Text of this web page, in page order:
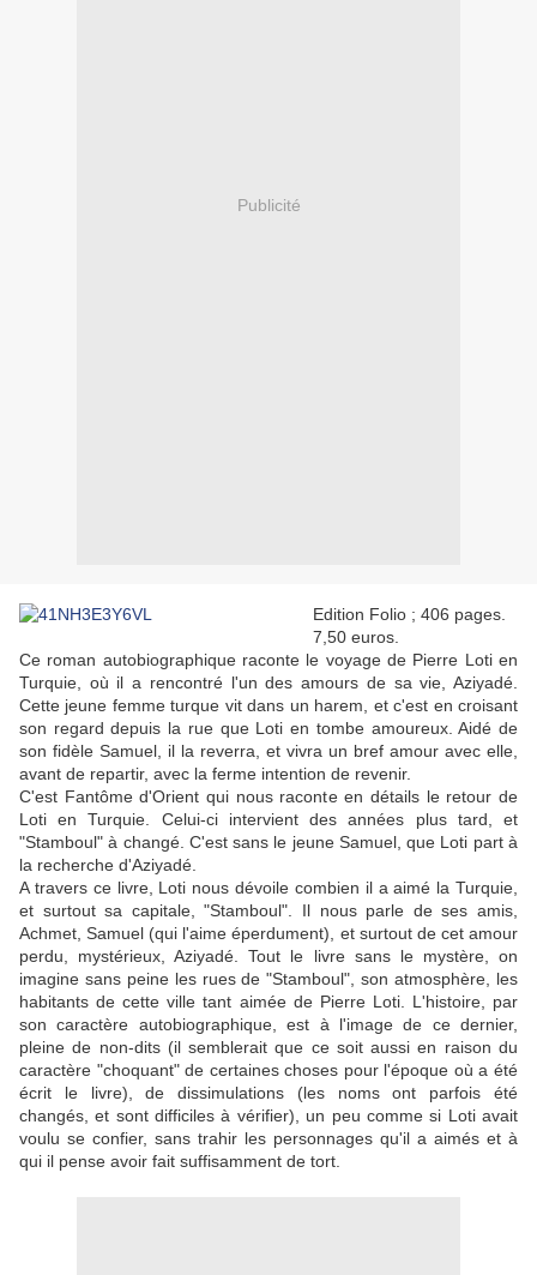
Publicité
Edition Folio ; 406 pages.
7,50 euros.
Ce roman autobiographique raconte le voyage de Pierre Loti en
Turquie, où il a rencontré l'un des amours de sa vie, Aziyadé.
Cette jeune femme turque vit dans un harem, et c'est en croisant
son regard depuis la rue que Loti en tombe amoureux. Aidé de
son fidèle Samuel, il la reverra, et vivra un bref amour avec elle,
avant de repartir, avec la ferme intention de revenir.
C'est Fantôme d'Orient qui nous raconte en détails le retour de
Loti en Turquie. Celui-ci intervient des années plus tard, et
"Stamboul" à changé. C'est sans le jeune Samuel, que Loti part à
la recherche d'Aziyadé.
A travers ce livre, Loti nous dévoile combien il a aimé la Turquie,
et surtout sa capitale, "Stamboul". Il nous parle de ses amis,
Achmet, Samuel (qui l'aime éperdument), et surtout de cet amour
perdu, mystérieux, Aziyadé. Tout le livre sans le mystère, on
imagine sans peine les rues de "Stamboul", son atmosphère, les
habitants de cette ville tant aimée de Pierre Loti. L'histoire, par
son caractère autobiographique, est à l'image de ce dernier,
pleine de non-dits (il semblerait que ce soit aussi en raison du
caractère "choquant" de certaines choses pour l'époque où a été
écrit le livre), de dissimulations (les noms ont parfois été
changés, et sont difficiles à vérifier), un peu comme si Loti avait
voulu se confier, sans trahir les personnages qu'il a aimés et à
qui il pense avoir fait suffisamment de tort.